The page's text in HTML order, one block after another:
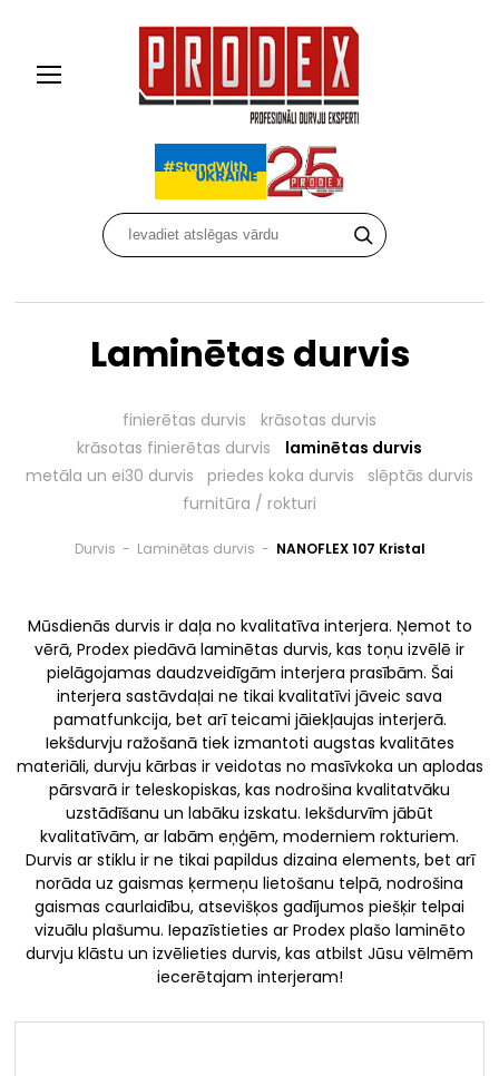
Laminētas durvis
finierētas durvis
krāsotas durvis
krāsotas finierētas durvis
laminētas durvis
metāla un ei30 durvis
priedes koka durvis
slēptās durvis
furnitūra / rokturi
Durvis - Laminētas durvis - NANOFLEX 107 Kristal
Mūsdienās durvis ir daļa no kvalitatīva interjera. Ņemot to
vērā, Prodex piedāvā laminētas durvis, kas toņu izvēlē ir
pielāgojamas daudzveidīgām interjera prasībām. Šai
interjera sastāvdaļai ne tikai kvalitatīvi jāveic sava
pamatfunkcija, bet arī teicami jāiekļaujas interjerā.
Iekšdurvju ražošanā tiek izmantoti augstas kvalitātes
materiāli, durvju kārbas ir veidotas no masīvkoka un aplodas
pārsvarā ir teleskopiskas, kas nodrošina kvalitatvāku
uzstādīšanu un labāku izskatu. Iekšdurvīm jābūt
kvalitatīvām, ar labām eņģēm, moderniem rokturiem.
Durvis ar stiklu ir ne tikai papildus dizaina elements, bet arī
norāda uz gaismas ķermeņu lietošanu telpā, nodrošina
gaismas caurlaidību, atsevišķos gadījumos piešķir telpai
vizuālu plašumu. Iepazīstieties ar Prodex plašo laminēto
durvju klāstu un izvēlieties durvis, kas atbilst Jūsu vēlmēm
iecerētajam interjeram!